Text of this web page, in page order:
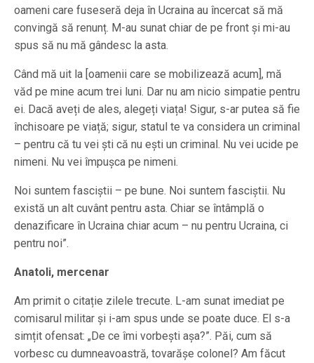
oameni care fuseseră deja în Ucraina au încercat să mă
convingă să renunț. M-au sunat chiar de pe front și mi-au
spus să nu mă gândesc la asta.
Când mă uit la [oamenii care se mobilizează acum], mă
văd pe mine acum trei luni. Dar nu am nicio simpatie pentru
ei. Dacă aveți de ales, alegeți viața! Sigur, s-ar putea să fie
închisoare pe viață; sigur, statul te va considera un criminal
– pentru că tu vei ști că nu ești un criminal. Nu vei ucide pe
nimeni. Nu vei împușca pe nimeni.
Noi suntem fasciștii – pe bune. Noi suntem fasciștii. Nu
există un alt cuvânt pentru asta. Chiar se întâmplă o
denazificare în Ucraina chiar acum – nu pentru Ucraina, ci
pentru noi”.
Anatoli, mercenar
Am primit o citație zilele trecute. L-am sunat imediat pe
comisarul militar și i-am spus unde se poate duce. El s-a
simțit ofensat: „De ce îmi vorbești așa?”. Păi, cum să
vorbesc cu dumneavoastră, tovarășe colonel? Am făcut